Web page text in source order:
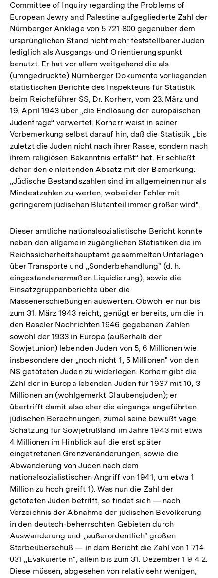
Committee of Inquiry regarding the Problems of
European Jewry and Palestine aufgegliederte Zahl der
Nürnberger Anklage von 5 721 800 gegenüber dem
ursprünglichen Stand nicht mehr feststellbarer Juden
lediglich als Ausgangs-und Orientierungspunkt
benutzt. Er hat vor allem weitgehend die als
(umngedruckte) Nürnberger Dokumente vorliegenden
statistischen Berichte des Inspekteurs für Statistik
beim Reichsführer SS, Dr. Korherr, vom 23. März und
19. April 1943 über „die Endlösung der europäischen
Judenfrage“ verwertet. Korherr weist in seiner
Vorbemerkung selbst darauf hin, daß die Statistik „bis
zuletzt die Juden nicht nach ihrer Rasse, sondern nach
ihrem religiösen Bekenntnis erfaßt“ hat. Er schließt
daher den einleitenden Absatz mit der Bemerkung:
„Jüdische Bestandszahlen sind im allgemeinen nur als
Mindestzahlen zu werten, wobei der Fehler mit
geringerem jüdischen Blutanteil immer größer wird".
Dieser amtliche nationalsozialistische Bericht konnte
neben den allgemein zugänglichen Statistiken die im
Reichssicherheitshauptamt gesammelten Unterlagen
über Transporte und „Sonderbehandlung" (d. h.
eingestandenermaßen Liquidierung), sowie die
Einsatzgruppenberichte über die
Massenerschießungen auswerten. Obwohl er nur bis
zum 31. März 1943 reicht, genügt er bereits, um die in
den Baseler Nachrichten 1946 gegebenen Zahlen
sowohl der 1933 in Europa (außerhalb der
Sowjetunion) lebenden Juden von 5, 6 Millionen wie
insbesondere der „noch nicht 1, 5 Millionen" von den
NS getöteten Juden zu widerlegen. Korherr gibt die
Zahl der in Europa lebenden Juden für 1937 mit 10, 3
Millionen an (wohlgemerkt Glaubensjuden); er
übertrifft damit also eher die eingangs angeführten
jüdischen Berechnungen, zumal seine bewußt vage
Schätzung für Sowjetrußland im Jahre 1943 mit etwa
4 Millionen im Hinblick auf die erst später
eingetretenen Grenzveränderungen, sowie die
Abwanderung von Juden nach dem
nationalsozialistischen Angriff von 1941, um etwa 1
Million zu hoch greift 1). Was nun die Zahl der
getöteten Juden betrifft, so findet sich — nach
Verzeichnis der Abnahme der jüdischen Bevölkerung
in den deutsch-beherrschten Gebieten durch
Auswanderung und „außerordentlich" großen
Sterbeüberschuß — in dem Bericht die Zahl von 1 714
031 „Evakuierte n", allein bis zum 31. Dezember 1 9 4 2.
Diese müssen, abgesehen von relativ sehr wenigen,